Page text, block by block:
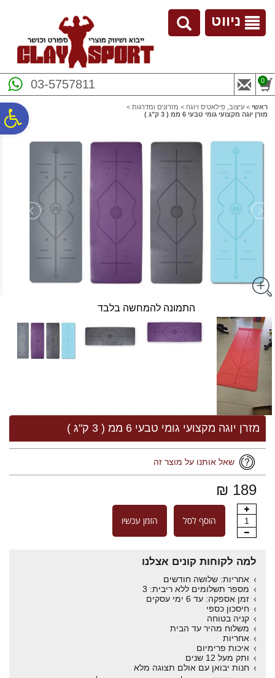
נגישות
ניווט
03-5757811 0
ראשי > עיצוב, פילאטיס ויוגה > מזרונים ומדרגות >
מזרן יוגה מקצועי גומי טבעי 6 ממ ( 3 ק"ג )
התמונה להמחשה בלבד
מזרן יוגה מקצועי גומי טבעי 6 ממ ( 3 ק"ג )
שאל אותנו על מוצר זה
189 ₪
1 הוסף לסל הזמן עכשיו
למה לקוחות קונים אצלנו
אחריות: שלושה חודשים
מספר תשלומים ללא ריבית: 3
זמן אספקה: עד 6 ימי עסקים
חיסכון כספי
קניה בטוחה
משלוח מהיר עד הבית
אחריות
איכות פרימיום
ותק מעל 12 שנים
חנות יבואן עם אולם תצוגה מלא